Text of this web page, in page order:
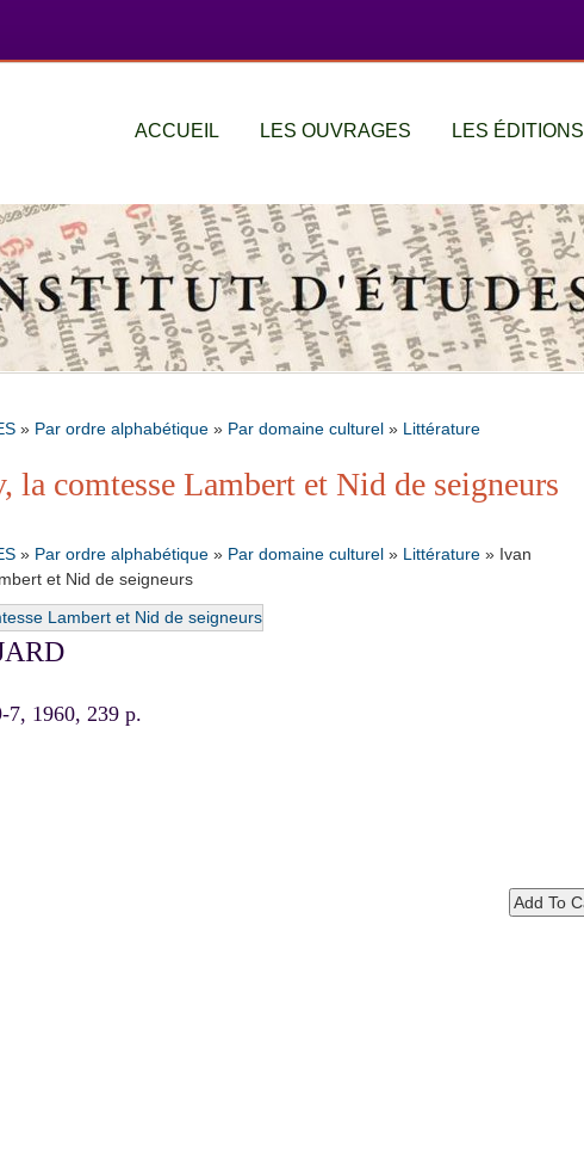
ACCUEIL LES OUVRAGES LES ÉDITIONS
» Par ordre alphabétique » Par domaine culturel » Littérature
la comtesse Lambert et Nid de seigneurs
» Par ordre alphabétique » Par domaine culturel » Littérature » Ivan
et Nid de seigneurs
7, 1960, 239 p.